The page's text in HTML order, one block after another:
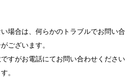
場合は、何らかのトラブルでお問い合
ございます。
すがお電話にてお問い合わせください
。